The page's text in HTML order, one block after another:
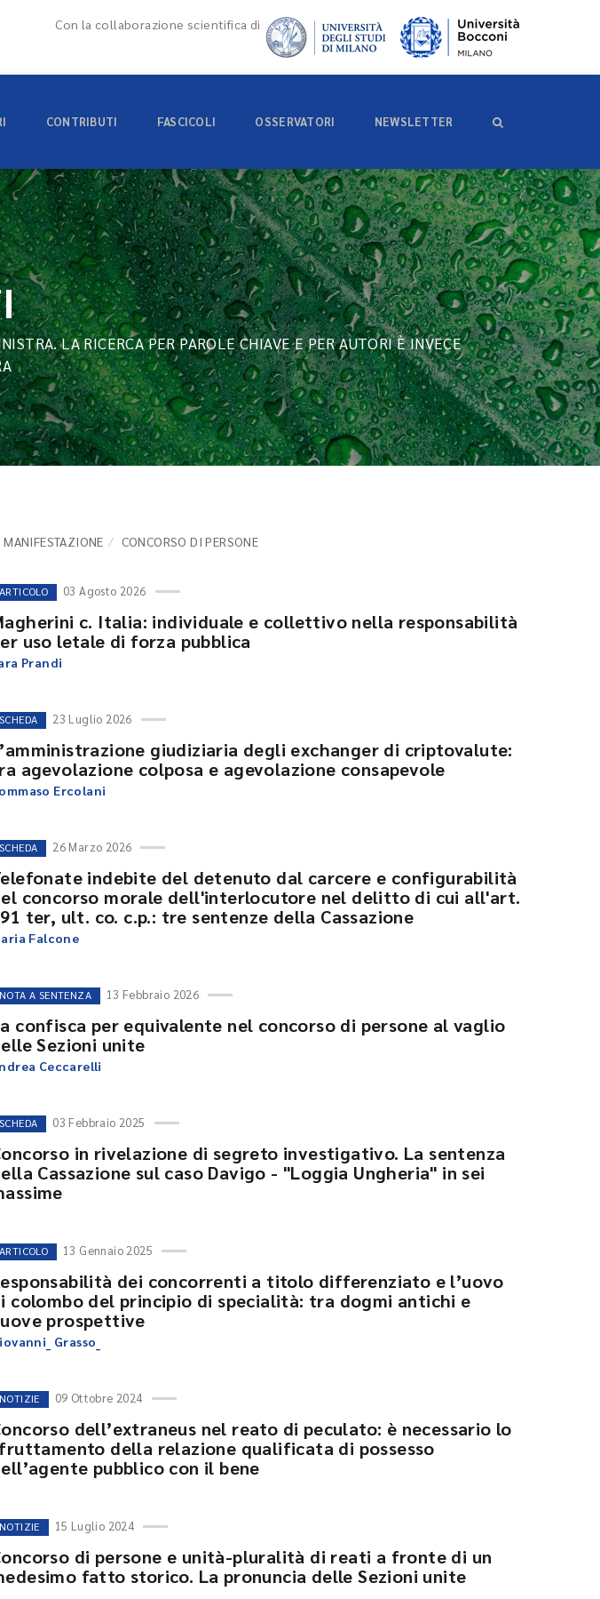
Con la collaborazione scientifica di
CONTRIBUTI FASCICOLI OSSERVATORI NEWSLETTER
LA RICERCA PER PAROLE CHIAVE E PER AUTORI È INVECE
MANIFESTAZIONE CONCORSO DI PERSONE
ARTICOLO 03 Agosto 2026
c. Italia: individuale e collettivo nella responsabilità
uso letale di forza pubblica
Prandi
SCHEDA 23 Luglio 2026
giudiziaria degli exchanger di criptovalute:
agevolazione colposa e agevolazione consapevole
Ercolani
SCHEDA 26 Marzo 2026
indebite del detenuto dal carcere e configurabilità
concorso morale dell'interlocutore nel delitto di cui all'art.
ter, ult. co. c.p.: tre sentenze della Cassazione
Falcone
NOTA A SENTENZA 13 Febbraio 2026
confisca per equivalente nel concorso di persone al vaglio
Sezioni unite
Ceccarelli
SCHEDA 03 Febbraio 2025
in rivelazione di segreto investigativo. La sentenza
Cassazione sul caso Davigo - "Loggia Ungheria" in sei
ARTICOLO 13 Gennaio 2025
dei concorrenti a titolo differenziato e l’uovo
colombo del principio di specialità: tra dogmi antichi e
prospettive
Grasso_
NOTIZIE 09 Ottobre 2024
dell’extraneus nel reato di peculato: è necessario lo
della relazione qualificata di possesso
pubblico con il bene
NOTIZIE 15 Luglio 2024
di persone e unità-pluralità di reati a fronte di un
fatto storico. La pronuncia delle Sezioni unite